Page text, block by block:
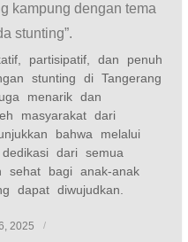
kampung dengan tema
stunting”.
partisipatif, dan penuh
stunting di Tangerang
menarik dan
masyarakat dari
bahwa melalui
dari semua
sehat bagi anak-anak
dapat diwujudkan.
2025